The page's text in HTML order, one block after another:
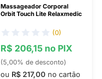
Massageador Corporal
Orbit Touch Lite Relaxmedic
(0)
R$ 206,15 no PIX
(5,00% de desconto)
ou R$ 217,00 no cartão